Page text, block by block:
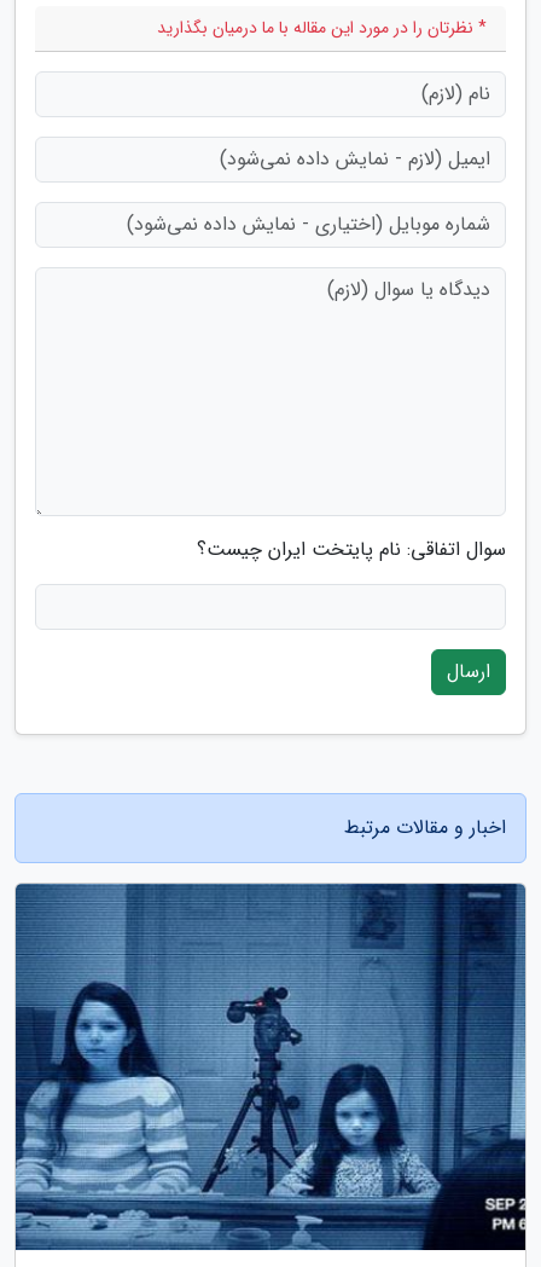
* نظرتان را در مورد این مقاله با ما درمیان بگذارید
سوال اتفاقی: نام پایتخت ایران چیست؟
ارسال
اخبار و مقالات مرتبط